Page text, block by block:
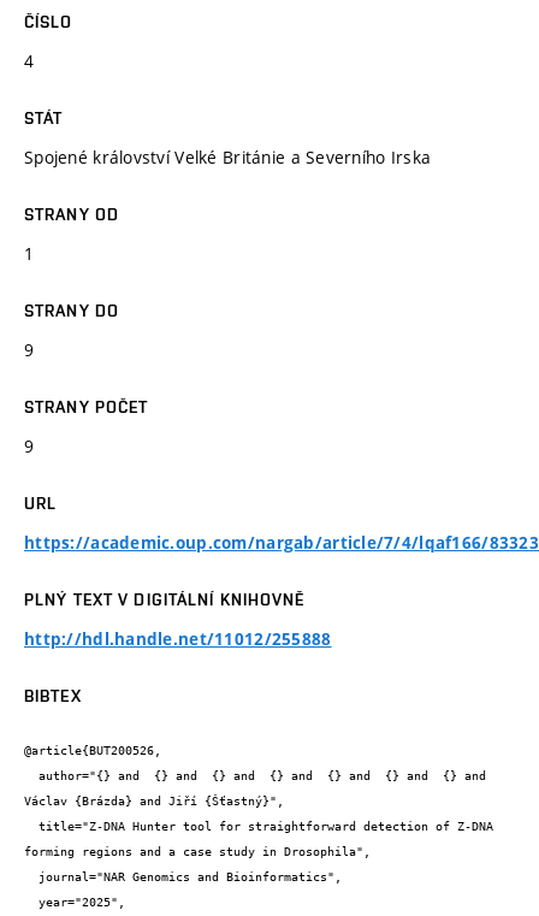
ČÍSLO
4
STÁT
Spojené království Velké Británie a Severního Irska
STRANY OD
1
STRANY DO
9
STRANY POČET
9
URL
https://academic.oup.com/nargab/article/7/4/lqaf166/
PLNÝ TEXT V DIGITÁLNÍ KNIHOVNĚ
http://hdl.handle.net/11012/255888
BIBTEX
@article{BUT200526,
Václav {Brázda} and Jiří {Šťastný}",
forming regions and a case study in Drosophila",